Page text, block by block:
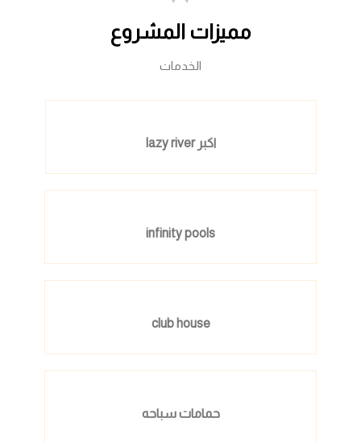
مميزات المشروع
الخدمات
اكبر lazy river
infinity pools
club house
حمامات سباحه